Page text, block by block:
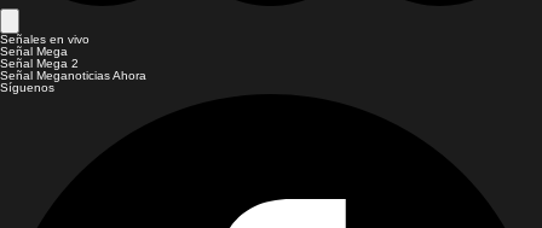
Señales en vivo
Señal Mega
Señal Mega 2
Señal Meganoticias Ahora
Síguenos